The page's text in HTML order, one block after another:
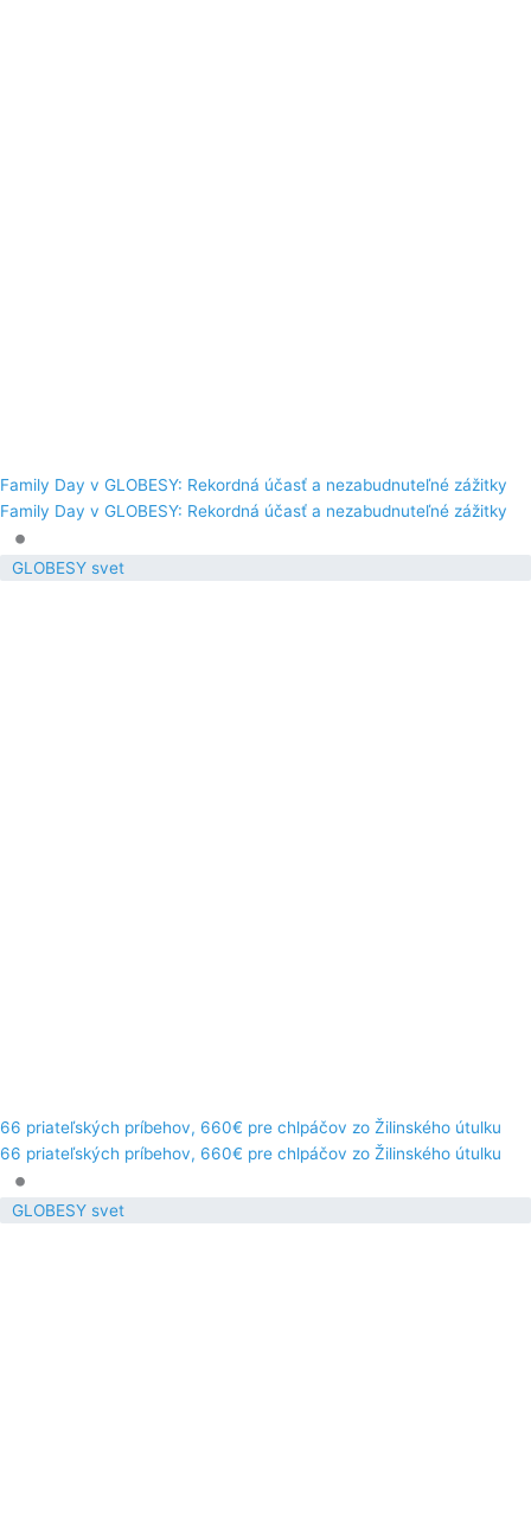
Family Day v GLOBESY: Rekordná účasť a nezabudnuteľné zážitky
Family Day v GLOBESY: Rekordná účasť a nezabudnuteľné zážitky
•
GLOBESY svet
66 priateľských príbehov, 660€ pre chlpáčov zo Žilinského útulku
66 priateľských príbehov, 660€ pre chlpáčov zo Žilinského útulku
•
GLOBESY svet